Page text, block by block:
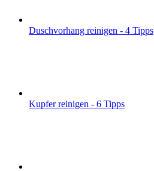
Duschvorhang reinigen - 4 Tipps
Kupfer reinigen - 6 Tipps